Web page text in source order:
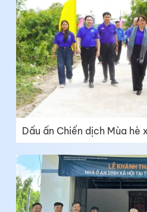
Dấu ấn Chiến dịch Mùa hè